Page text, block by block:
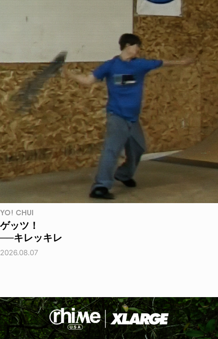
YO! CHUI
ゲッツ！
──キレッキレ
2026.08.07